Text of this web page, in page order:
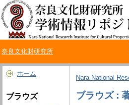
奈良文化財研究所
ホーム
ブラウズ
Nara National
ブラウズ :